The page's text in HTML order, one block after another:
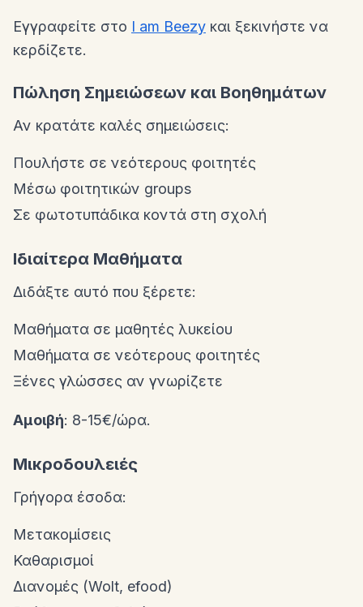
Εγγραφείτε στο I am Beezy και ξεκινήστε να
κερδίζετε.
Πώληση Σημειώσεων και Βοηθημάτων
Αν κρατάτε καλές σημειώσεις:
Πουλήστε σε νεότερους φοιτητές
Μέσω φοιτητικών groups
Σε φωτοτυπάδικα κοντά στη σχολή
Ιδιαίτερα Μαθήματα
Διδάξτε αυτό που ξέρετε:
Μαθήματα σε μαθητές λυκείου
Μαθήματα σε νεότερους φοιτητές
Ξένες γλώσσες αν γνωρίζετε
Αμοιβή: 8-15€/ώρα.
Μικροδουλειές
Γρήγορα έσοδα:
Μετακομίσεις
Καθαρισμοί
Διανομές (Wolt, efood)